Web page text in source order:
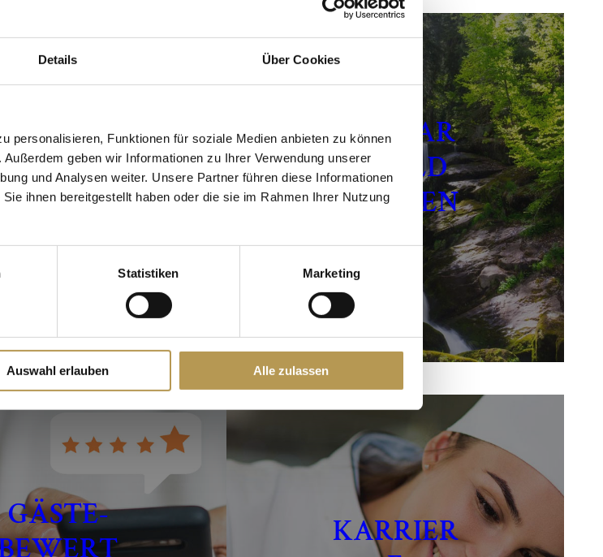
Details Über Cookies
personalisieren, Funktionen für soziale Medien anbieten zu können
geben wir Informationen zu Ihrer Verwendung unserer
und Analysen weiter. Unsere Partner führen diese Informationen
ihnen bereitgestellt haben oder die sie im Rahmen Ihrer Nutzung
Statistiken Marketing
Auswahl erlauben Alle zulassen
IK
SCHWAR
ZWALD
ERLEBEN
GÄSTE-
KARRIER